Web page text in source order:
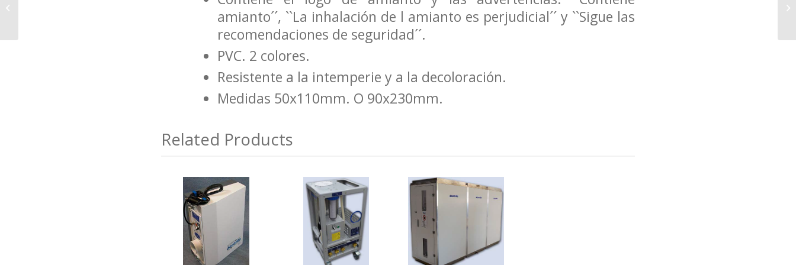
amianto´´, ``La inhalación de l amianto es perjudicial´´ y ``Sigue las
recomendaciones de seguridad´´.
PVC. 2 colores.
Resistente a la intemperie y a la decoloración.
Medidas 50x110mm. O 90x230mm.
Related Products